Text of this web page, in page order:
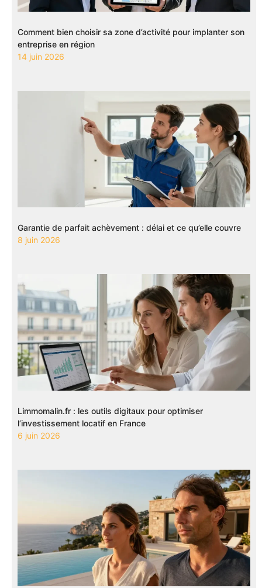
Comment bien choisir sa zone d’activité pour implanter son
entreprise en région
14 juin 2026
Garantie de parfait achèvement : délai et ce qu’elle couvre
8 juin 2026
Limmomalin.fr : les outils digitaux pour optimiser
l’investissement locatif en France
6 juin 2026